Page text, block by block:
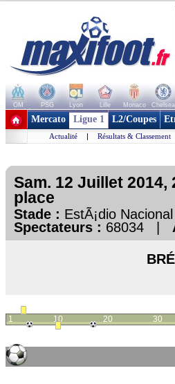
OM PSG Lyon Lille Monaco Chelsea
+ de clubs
Mercato Ligue 1 L2/Coupes
Actualité | Résultats & Classement
Sam. 12 Juillet 2014,
place
Stade : EstÃ¡dio
Spectateurs : 68034 |
1 10 20 30